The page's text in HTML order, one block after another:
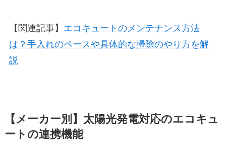
【関連記事】 エコキュートのメンテナンス方法
は？手入れのペースや具体的な掃除のやり方を解
説
【メーカー別】太陽光発電対応のエコキュ
ートの連携機能